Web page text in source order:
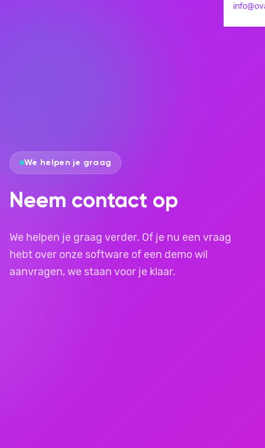
We helpen je graag
Neem contact op
We helpen je graag verder. Of je nu een vraag
hebt over onze software of een demo wil
aanvragen, we staan voor je klaar.